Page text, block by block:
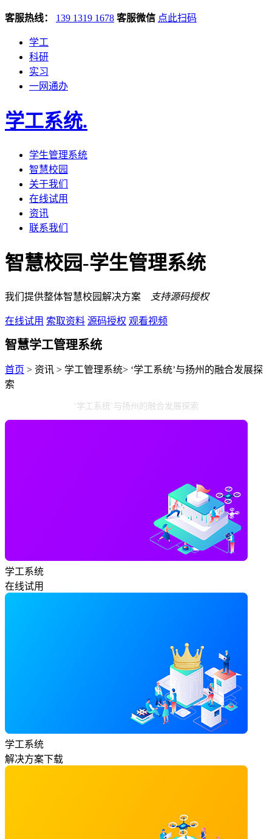
客服热线： 139 1319 1678 客服微信 点此扫码
学工
科研
实习
一网通办
学工系统.
学生管理系统
智慧校园
关于我们
在线试用
资讯
联系我们
智慧校园-学生管理系统
我们提供整体智慧校园解决方案 支持源码授权
在线试用 索取资料 源码授权 观看视频
智慧学工管理系统
首页 > 资讯 > 学工管理系统> ‘学工系统’与扬州的融合发展探
索
‘学工系统’与扬州的融合发展探索
学工系统
在线试用
学工系统
解决方案下载